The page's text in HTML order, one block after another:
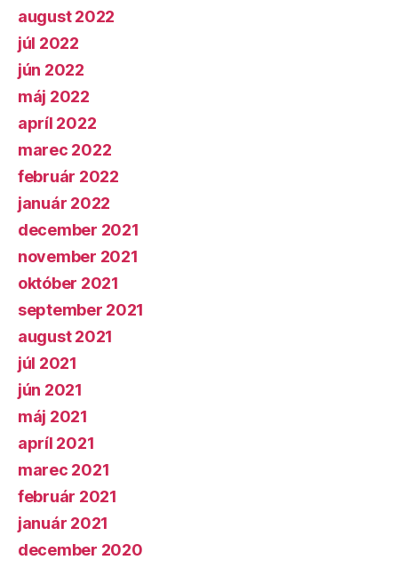
august 2022
júl 2022
jún 2022
máj 2022
apríl 2022
marec 2022
február 2022
január 2022
december 2021
november 2021
október 2021
september 2021
august 2021
júl 2021
jún 2021
máj 2021
apríl 2021
marec 2021
február 2021
január 2021
december 2020